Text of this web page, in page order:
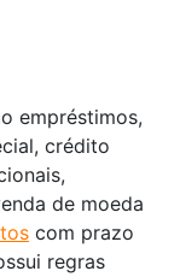
empréstimos,
crédito
de moeda
com prazo
regras